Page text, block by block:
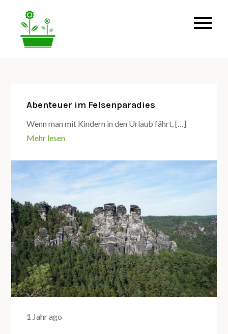
content
Abenteuer im Felsenparadies
Wenn man mit Kindern in den Urlaub fährt, […]
Mehr lesen
1 Jahr ago